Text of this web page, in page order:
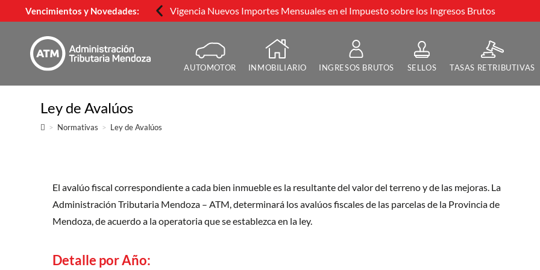
Vencimientos y Novedades: Vigencia Nuevos Importes Mensuales en el Impuesto sobre los Ingresos Brutos
AUTOMOTOR INMOBILIARIO INGRESOS BRUTOS SELLOS TASAS RETRIBUTIVAS
Ley de Avalúos
> Normativas > Ley de Avalúos
El avalúo fiscal correspondiente a cada bien inmueble es la resultante del valor del terreno y de las mejoras. La
Administración Tributaria Mendoza – ATM, determinará los avalúos fiscales de las parcelas de la Provincia de
Mendoza, de acuerdo a la operatoria que se establezca en la ley.
Detalle por Año: